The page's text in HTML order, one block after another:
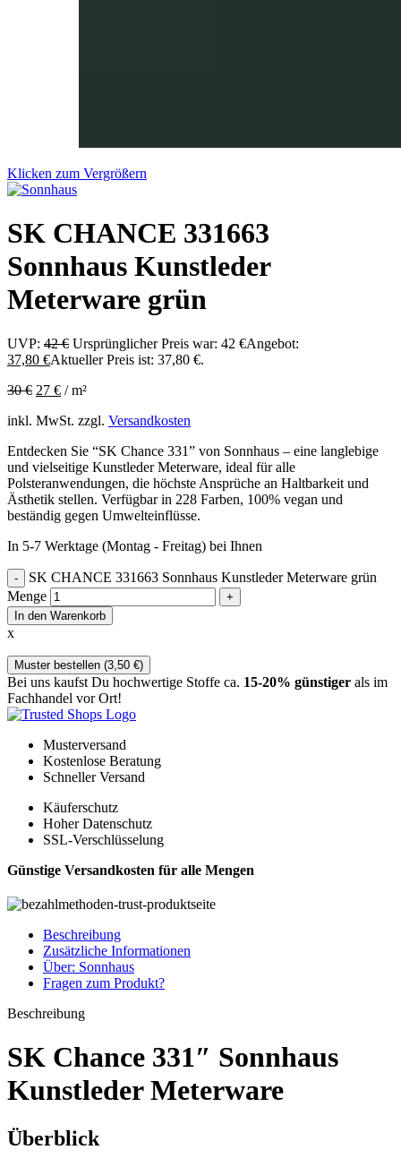
Klicken zum Vergrößern
SK CHANCE 331663
Sonnhaus Kunstleder
Meterware grün
UVP: 42€ Ursprünglicher Preis war: 42 €Angebot:
37,80 €Aktueller Preis ist: 37,80 €.
30€ 27 € /m²
inkl. MwSt. zzgl. Versandkosten
Entdecken Sie “SK Chance 331” von Sonnhaus – eine langlebige
und vielseitige Kunstleder Meterware, ideal für alle
Polsteranwendungen, die höchste Ansprüche an Haltbarkeit und
Ästhetik stellen. Verfügbar in 228 Farben, 100% vegan und
beständig gegen Umwelteinflüsse.
In 5-7 Werktage (Montag - Freitag) bei Ihnen
SK CHANCE 331663 Sonnhaus Kunstleder Meterware grün
Menge
In den Warenkorb
x
Muster bestellen (3,50 €)
Bei uns kaufst Du hochwertige Stoffe ca. 15-20% günstiger als im
Fachhandel vor Ort!
Musterversand
Kostenlose Beratung
Schneller Versand
Käuferschutz
Hoher Datenschutz
SSL-Verschlüsselung
Günstige Versandkosten für alle Mengen
Beschreibung
Zusätzliche Informationen
Über: Sonnhaus
Fragen zum Produkt?
Beschreibung
SK Chance 331″ Sonnhaus
Kunstleder Meterware
Überblick